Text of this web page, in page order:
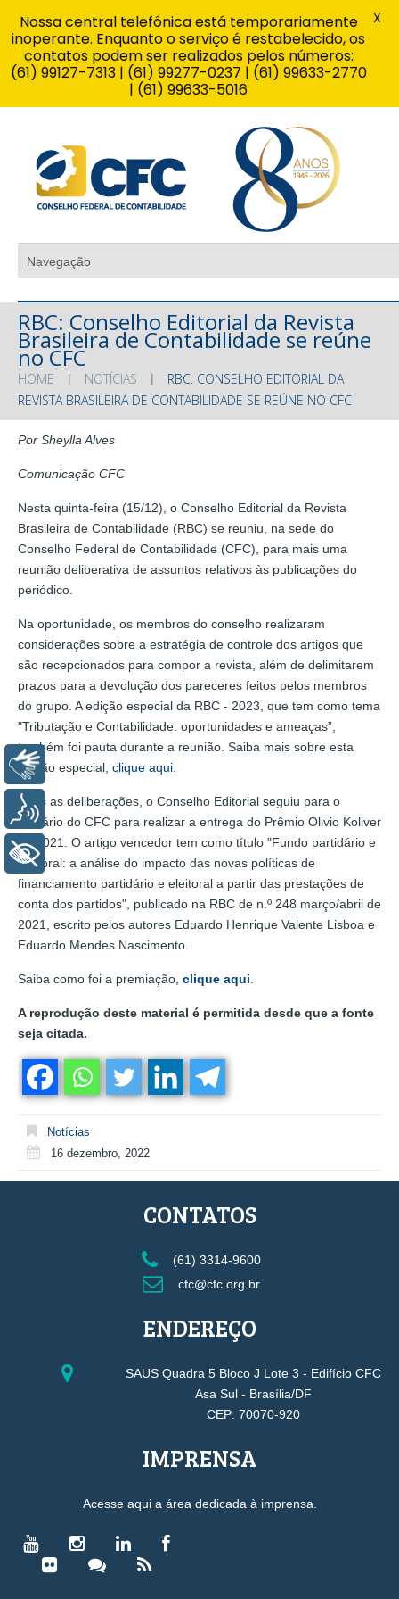
RBC: Conselho Editorial da Revista
Brasileira de Contabilidade se reúne
no CFC
HOME NOTÍCIAS
RBC: CONSELHO EDITORIAL DA
REVISTA BRASILEIRA DE CONTABILIDADE SE REÚNE NO CFC
Por Sheylla Alves
Comunicação CFC
Nesta quinta-feira (15/12), o Conselho Editorial da Revista
Brasileira de Contabilidade (RBC) se reuniu, na sede do
Conselho Federal de Contabilidade (CFC), para mais uma
reunião deliberativa de assuntos relativos às publicações do
periódico.
Na oportunidade, os membros do conselho realizaram
considerações sobre a estratégia de controle dos artigos que
são recepcionados para compor a revista, além de delimitarem
prazos para a devolução dos pareceres feitos pelos membros
do grupo. A edição especial da RBC - 2023, que tem como tema
"Tributação e Contabilidade: oportunidades e ameaças”,
também foi pauta durante a reunião. Saiba mais sobre esta
edição especial, clique aqui
Após as deliberações, o Conselho Editorial seguiu para o
plenário do CFC para realizar a entrega do Prêmio Olivio Koliver
de 2021. O artigo vencedor tem como título "Fundo partidário e
eleitoral: a análise do impacto das novas políticas de
financiamento partidário e eleitoral a partir das prestações de
conta dos partidos", publicado na RBC de n.º 248 março/abril de
2021, escrito pelos autores Eduardo Henrique Valente Lisboa e
Eduardo Mendes Nascimento.
Saiba como foi a premiação, clique aqui
A reprodução deste material é permitida desde que a fonte
seja citada.
Notícias
16 dezembro, 2022
CONTATOS
(61) 3314-9600
cfc@cfc.org.br
ENDEREÇO
SAUS Quadra 5 Bloco J Lote 3 - Edifício CFC
Asa Sul - Brasília/DF
CEP: 70070-920
IMPRENSA
Acesse aqui a área dedicada à imprensa.
Nossa central telefônica está temporariamente
inoperante. Enquanto o serviço é restabelecido, os
contatos podem ser realizados pelos números:
(61) 99127-7313 | (61) 99277-0237 | (61) 99633-2770
| (61) 99633-5016
X
Libras
Voz
+ Acessibilidade